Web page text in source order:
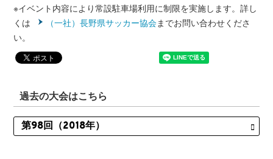
※イベント内容により常設駐車場利用に制限を実施します。詳し
くは
（一社）長野県サッカー協会までお問い合わせくださ
い。
過去の大会はこちら